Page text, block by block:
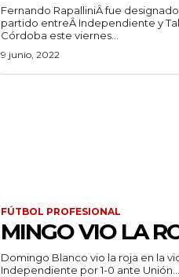
Fernando RapalliniÂ fue
partido entreÂ Independiente y
Córdoba este viernes...
9 junio, 2022
FÚTBOL PROFESIONAL
MINGO VIO LA
Domingo Blanco vio la roja en la
Independiente por 1-0 ante Unión...